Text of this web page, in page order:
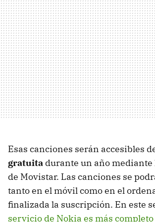
Esas canciones serán accesibles
gratuita durante un año
de Movistar. Las canciones se
tanto en el móvil como en el
finalizada la suscripción. En este
servicio de Nokia es más